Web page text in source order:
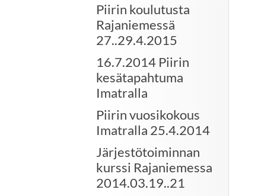
Piirin koulutusta
Rajaniemessä
27..29.4.2015
16.7.2014 Piirin
kesätapahtuma
Imatralla
Piirin vuosikokous
Imatralla 25.4.2014
Järjestötoiminnan
kurssi Rajaniemessa
2014.03.19..21